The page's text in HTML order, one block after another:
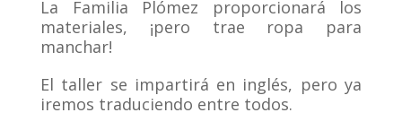
La Familia Plómez proporcionará los
materiales, ¡pero trae ropa para
manchar!
El taller se impartirá en inglés, pero ya
iremos traduciendo entre todos.